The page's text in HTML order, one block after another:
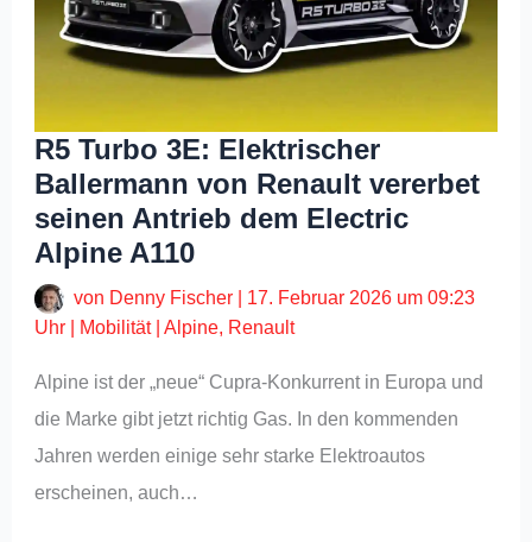
R5 Turbo 3E: Elektrischer
Ballermann von Renault vererbet
seinen Antrieb dem Electric
Alpine A110
von Denny Fischer
17. Februar 2026 um 09:23
Uhr
Mobilität|Alpine, Renault
Alpine ist der „neue“ Cupra-Konkurrent in Europa und
die Marke gibt jetzt richtig Gas. In den kommenden
Jahren werden einige sehr starke Elektroautos
erscheinen, auch…